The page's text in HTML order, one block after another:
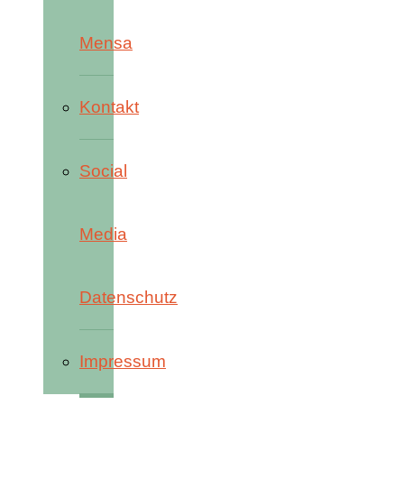
Mensa
Kontakt
Social
Media
Datenschutz
Impressum